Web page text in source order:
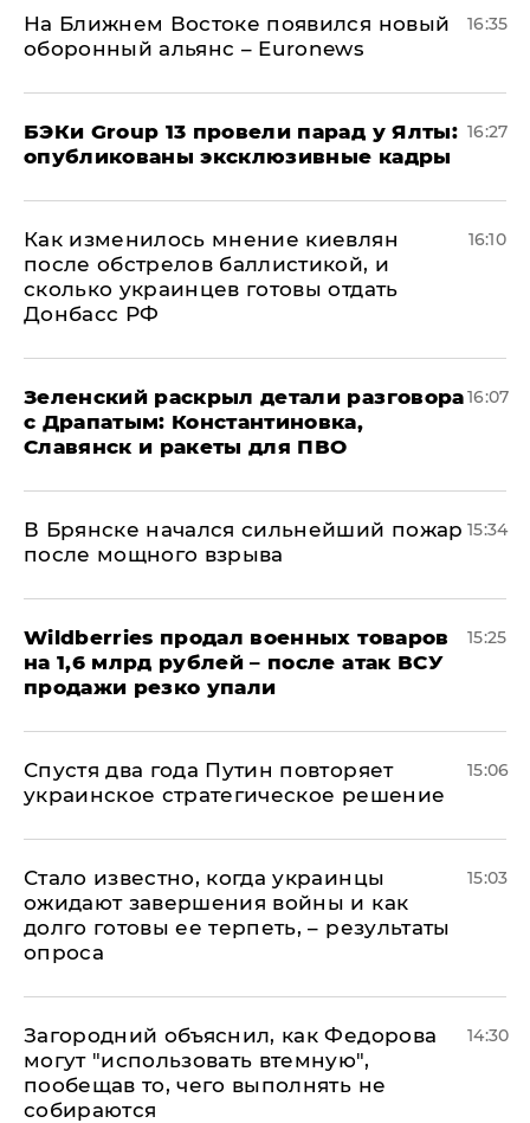
На Ближнем Востоке появился новый
оборонный альянс – Euronews
16:35
​БЭКи Group 13 провели парад у Ялты:
опубликованы эксклюзивные кадры
16:27
Как изменилось мнение киевлян
после обстрелов баллистикой, и
сколько украинцев готовы отдать
Донбасс РФ
16:10
​Зеленский раскрыл детали разговора
с Драпатым: Константиновка,
Славянск и ракеты для ПВО
16:07
В Брянске начался сильнейший пожар
после мощного взрыва
15:34
​Wildberries продал военных товаров
на 1,6 млрд рублей – после атак ВСУ
продажи резко упали
15:25
Спустя два года Путин повторяет
украинское стратегическое решение
15:06
Стало известно, когда украинцы
ожидают завершения войны и как
долго готовы ее терпеть, – результаты
опроса
15:03
Загородний объяснил, как Федорова
могут "использовать втемную",
пообещав то, чего выполнять не
собираются
14:30